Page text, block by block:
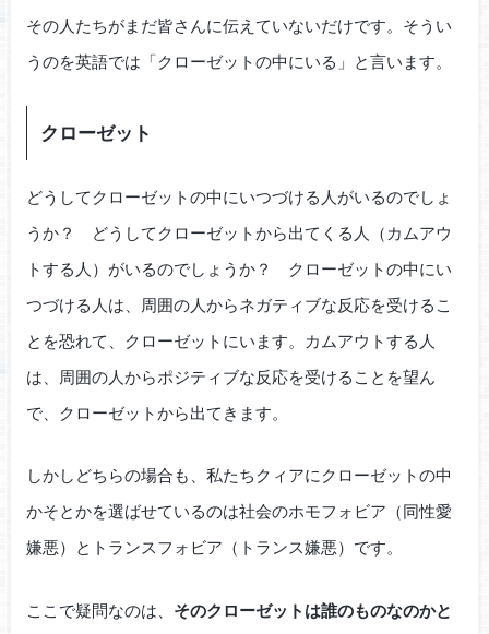
その人たちがまだ皆さんに伝えていないだけです。そうい
うのを英語では「クローゼットの中にいる」と言います。
クローゼット
どうしてクローゼットの中にいつづける人がいるのでしょ
うか？ どうしてクローゼットから出てくる人（カムアウ
トする人）がいるのでしょうか？ クローゼットの中にい
つづける人は、周囲の人からネガティブな反応を受けるこ
とを恐れて、クローゼットにいます。カムアウトする人
は、周囲の人からポジティブな反応を受けることを望ん
で、クローゼットから出てきます。
しかしどちらの場合も、私たちクィアにクローゼットの中
かそとかを選ばせているのは社会のホモフォビア（同性愛
嫌悪）とトランスフォビア（トランス嫌悪）です。
ここで疑問なのは、 そのクローゼットは誰のものなのかと